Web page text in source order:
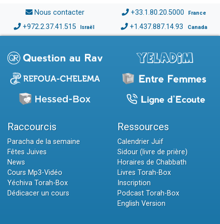
Nous contacter +33.1.80.20.5000 France
+972.2.37.41.515 Israël +1.437.887.14.93 Canada
Raccourcis
Paracha de la semaine
Fêtes Juives
News
Cours Mp3-Vidéo
Yéchiva Torah-Box
Dédicacer un cours
Ressources
Calendrier Juif
Sidour (livre de prière)
Horaires de Chabbath
Livres Torah-Box
Inscription
Podcast Torah-Box
English Version